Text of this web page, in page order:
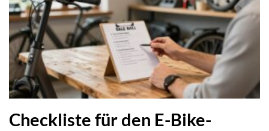
Checkliste für den E-Bike-